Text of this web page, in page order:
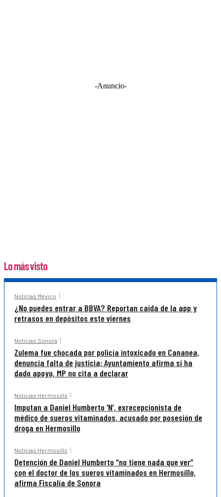
-Anuncio-
Lo más visto
Noticias México
¿No puedes entrar a BBVA? Reportan caída de la app y
retrasos en depósitos este viernes
Noticias Sonora
Zulema fue chocada por policía intoxicado en Cananea,
denuncia falta de justicia; Ayuntamiento afirma sí ha
dado apoyo, MP no cita a declarar
Noticias Hermosillo
Imputan a Daniel Humberto ‘N’, exrecepcionista de
médico de sueros vitaminados, acusado por posesión de
droga en Hermosillo
Noticias Hermosillo
Detención de Daniel Humberto “no tiene nada que ver”
con el doctor de los sueros vitaminados en Hermosillo,
afirma Fiscalía de Sonora